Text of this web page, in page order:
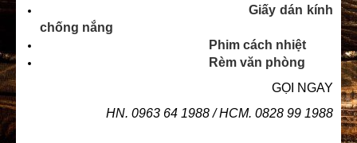
Giấy dán kính
chống nắng
Phim cách nhiệt
Rèm văn phòng
GỌI NGAY
HN. 0963 64 1988 / HCM. 0828 99 1988